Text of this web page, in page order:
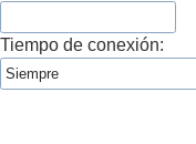
Tiempo de conexión: